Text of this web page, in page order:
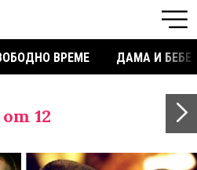
ВРЕМЕ ДАМА И БЕБЕ
от 12